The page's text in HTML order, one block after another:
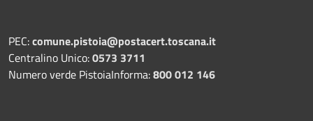
PEC:comune.pistoia@postacert.toscana.it
Centralino Unico:0573 3711
Numero verde PistoiaInforma:800 012 146